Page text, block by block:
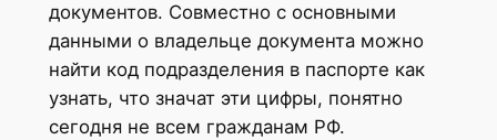
документов. Совместно с основными
данными о владельце документа можно
найти код подразделения в паспорте как
узнать, что значат эти цифры, понятно
сегодня не всем гражданам РФ.